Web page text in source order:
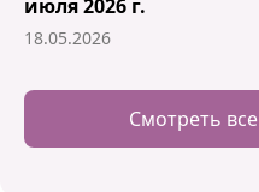
июля 2026 г.
18.05.2026
Смотреть все